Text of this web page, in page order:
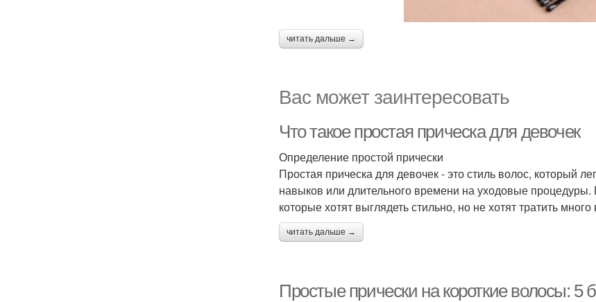
читать дальше →
Вас может заинтересовать
Что такое простая прическа для девочек
Определение простой прически
Простая прическа для девочек - это стиль волос, который
навыков или длительного времени на уходовые
которые хотят выглядеть стильно, но не хотят тратить
читать дальше →
Простые прически на короткие волосы: